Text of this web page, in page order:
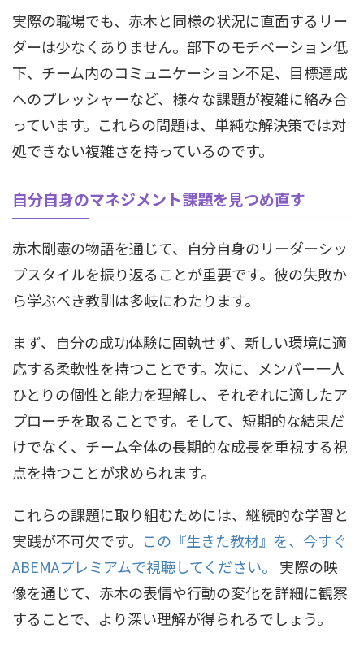
実際の職場でも、赤木と同様の状況に直面するリー
ダーは少なくありません。部下のモチベーション低
下、チーム内のコミュニケーション不足、目標達成
へのプレッシャーなど、様々な課題が複雑に絡み合
っています。これらの問題は、単純な解決策では対
処できない複雑さを持っているのです。
自分自身のマネジメント課題を見つめ直す
赤木剛憲の物語を通じて、自分自身のリーダーシッ
プスタイルを振り返ることが重要です。彼の失敗か
ら学ぶべき教訓は多岐にわたります。
まず、自分の成功体験に固執せず、新しい環境に適
応する柔軟性を持つことです。次に、メンバー一人
ひとりの個性と能力を理解し、それぞれに適したア
プローチを取ることです。そして、短期的な結果だ
けでなく、チーム全体の長期的な成長を重視する視
点を持つことが求められます。
これらの課題に取り組むためには、継続的な学習と
実践が不可欠です。 この『生きた教材』を、今すぐ
ABEMAプレミアムで視聴してください。
実際の映
像を通じて、赤木の表情や行動の変化を詳細に観察
することで、より深い理解が得られるでしょう。